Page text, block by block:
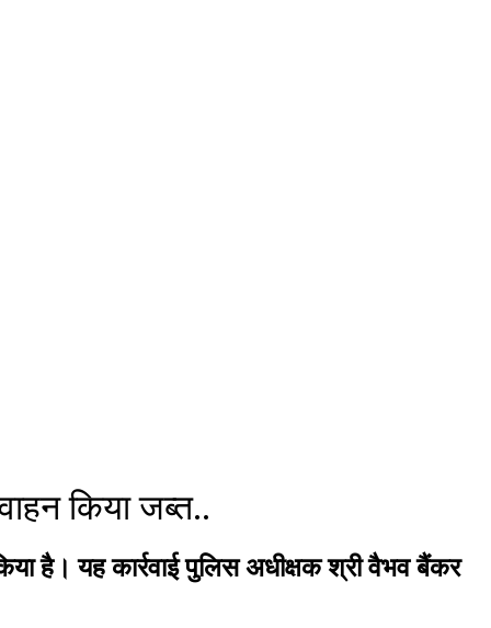
किया जब्त..
है। यह कार्रवाई पुलिस अधीक्षक श्री वैभव बैंकर